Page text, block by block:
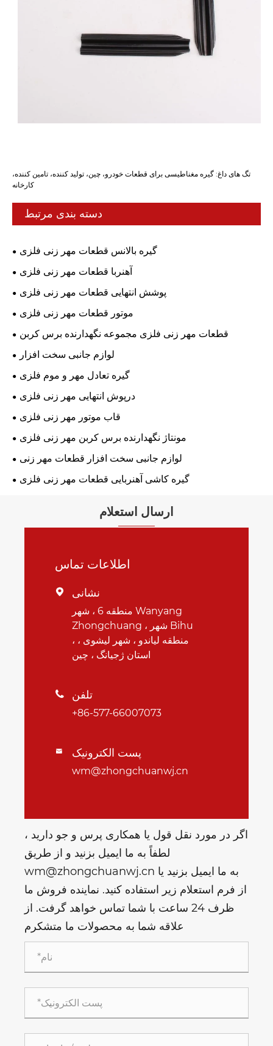
تگ های داغ: گیره مغناطیسی برای قطعات خودرو، چین، تولید کننده، تامین کننده،
کارخانه
دسته بندی مرتبط
گیره بالانس قطعات مهر زنی فلزی
آهنربا قطعات مهر زنی فلزی
پوشش انتهایی قطعات مهر زنی فلزی
موتور قطعات مهر زنی فلزی
قطعات مهر زنی فلزی مجموعه نگهدارنده برس کربن
لوازم جانبی سخت افزار
گیره تعادل مهر و موم فلزی
درپوش انتهایی مهر زنی فلزی
قاب موتور مهر زنی فلزی
مونتاژ نگهدارنده برس کربن مهر زنی فلزی
لوازم جانبی سخت افزار قطعات مهر زنی
گیره کاشی آهنربایی قطعات مهر زنی فلزی
ارسال استعلام
اطلاعات تماس
 نشانی
منطقه 6 ، شهر Wanyang
Zhongchuang ، شهر Bihu
، منطقه لیاندو ، شهر لیشوی ،
استان ژجیانگ ، چین
 تلفن
+86-577-66007073
 پست الکترونیک
wm@zhongchuanwj.cn
اگر در مورد نقل قول یا همکاری پرس و جو دارید ،
لطفاً به ما ایمیل بزنید و از طریق
wm@zhongchuanwj.cn به ما ایمیل بزنید یا
از فرم استعلام زیر استفاده کنید. نماینده فروش ما
ظرف 24 ساعت با شما تماس خواهد گرفت. از
علاقه شما به محصولات ما متشکرم